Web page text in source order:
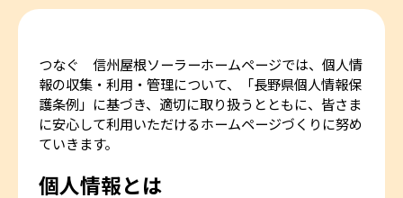
つなぐ 信州屋根ソーラーホームページでは、個人情
報の収集・利用・管理について、「長野県個人情報保
護条例」に基づき、適切に取り扱うとともに、皆さま
に安心して利用いただけるホームページづくりに努め
ていきます。
個人情報とは